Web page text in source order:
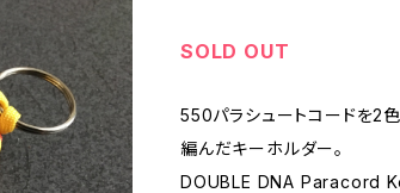
SOLD OUT
550パラシュートコードを2
編んだキーホルダー。
DOUBLE DNA Paracord